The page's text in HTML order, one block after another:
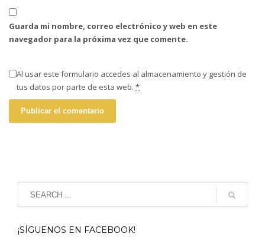
Guarda mi nombre, correo electrónico y web en este
navegador para la próxima vez que comente.
Al usar este formulario accedes al almacenamiento y gestión de
tus datos por parte de esta web. *
¡SÍGUENOS EN FACEBOOK!